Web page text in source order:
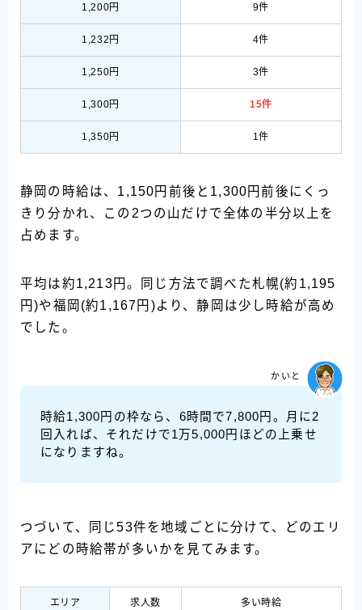
1,200円 9件
1,232円 4件
1,250円 3件
1,300円 15件
1,350円 1件
静岡の時給は、1,150円前後と1,300円前後にくっ
きり分かれ、この2つの山だけで全体の半分以上を
占めます。
平均は約1,213円。同じ方法で調べた札幌(約1,195
円)や福岡(約1,167円)より、静岡は少し時給が高め
でした。
時給1,300円の枠なら、6時間で7,800円。月に2
回入れば、それだけで1万5,000円ほどの上乗せ
になりますね。
かいと
つづいて、同じ53件を地域ごとに分けて、どのエリ
アにどの時給帯が多いかを見てみます。
エリア 求人数 多い時給